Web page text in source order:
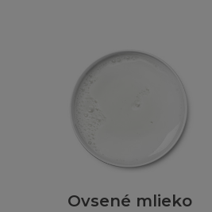
Ovsené mlieko
L´Oréal,
přímé,
nebo za
nebo